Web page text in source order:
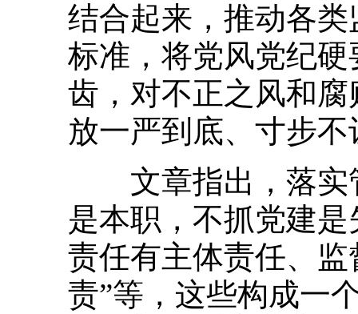
结合起来，推动各
标准，将党风党纪
齿，对不正之风和
放一严到底、寸步
文章指出，落实
是本职，不抓党建
责任有主体责任、
责”等，这些构成一